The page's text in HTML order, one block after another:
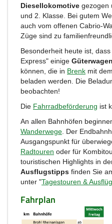
Diesellokomotive gezogen
und 2. Klasse. Bei gutem
auch vom offenen Cabrio-
Züge sind zu
Besonderheit heute ist,
Express" einige Güterwagen
können, die in Brenk mit
beladen werden. Die
beobachten!
Die Fahrradbeförderung ist
An allen Bahnhöfen
Wanderwege . Der
Ausgangspunkt für
Radtouren oder für
touristischen Highlights in
Ausflugstipps finden Sie
unter "Tagestouren &
Fahrplan